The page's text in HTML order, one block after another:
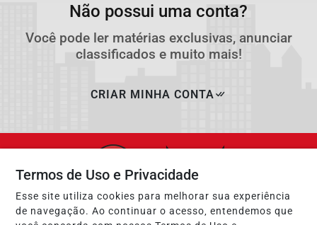
Não possui uma conta?
Você pode ler matérias exclusivas, anunciar
classificados e muito mais!
CRIAR MINHA CONTA
Termos de Uso e Privacidade
Esse site utiliza cookies para melhorar sua experiência
de navegação. Ao continuar o acesso, entendemos que